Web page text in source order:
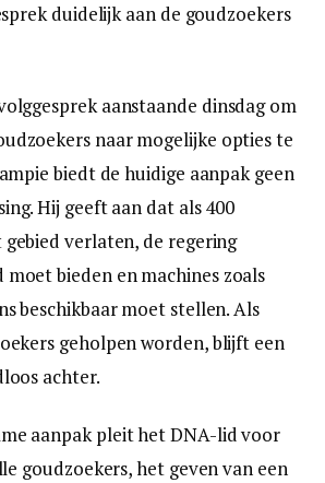
duidelijk aan de goudzoekers
aanstaande dinsdag om
naar mogelijke opties te
biedt de huidige aanpak geen
Hij geeft aan dat als 400
verlaten, de regering
bieden en machines zoals
beschikbaar moet stellen. Als
geholpen worden, blijft een
achter.
aanpak pleit het DNA-lid voor
goudzoekers, het geven van een